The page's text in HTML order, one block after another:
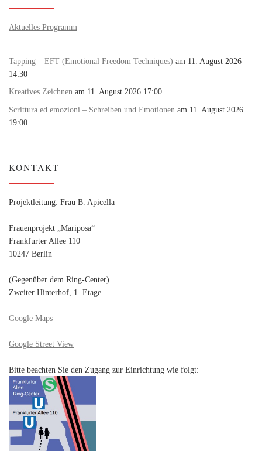
Aktuelles Programm
Tapping – EFT (Emotional Freedom Techniques) am 11. August 2026
14:30
Kreatives Zeichnen am 11. August 2026 17:00
Scrittura ed emozioni – Schreiben und Emotionen am 11. August 2026
19:00
KONTAKT
Projektleitung: Frau B. Apicella
Frauenprojekt „Mariposa“
Frankfurter Allee 110
10247 Berlin
(Gegenüber dem Ring-Center)
Zweiter Hinterhof, 1. Etage
Google Maps
Google Street View
Bitte beachten Sie den Zugang zur Einrichtung wie folgt: